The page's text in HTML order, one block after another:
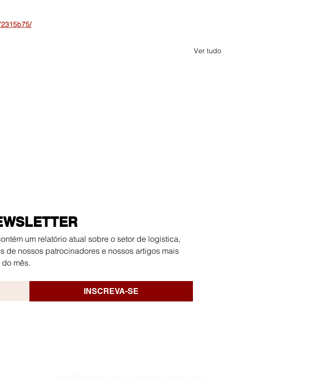
Ver tudo
energia
Cultura Adaptativa e
Talento Transformador:
um relatório atual sobre o setor de logística,
de nossos patrocinadores e nossos artigos mais
mês.
INSCREVA-SE